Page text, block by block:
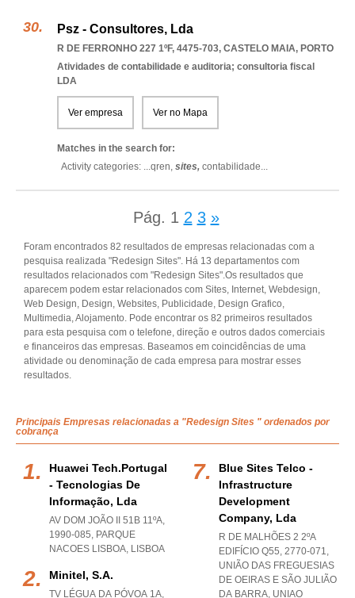
Psz - Consultores, Lda
R DE FERRONHO 227 1ºF, 4475-703, CASTELO MAIA, PORTO
Atividades de contabilidade e auditoria; consultoria fiscal
LDA
Ver empresa Ver no Mapa
Matches in the search for:
Activity categories: ...qren, sites, contabilidade...
Pág. 1 2 3 »
Foram encontrados 82 resultados de empresas relacionadas com a
pesquisa realizada "Redesign Sites". Há 13 departamentos com
resultados relacionados com "Redesign Sites".Os resultados que
aparecem podem estar relacionados com Sites, Internet, Webdesign,
Web Design, Design, Websites, Publicidade, Design Grafico,
Multimedia, Alojamento. Pode encontrar os 82 primeiros resultados
para esta pesquisa com o telefone, direção e outros dados comerciais
e financeiros das empresas. Baseamos em coincidências de uma
atividade ou denominação de cada empresa para mostrar esses
resultados.
Principais Empresas relacionadas a "Redesign Sites " ordenados por
cobrança
Huawei Tech.portugal
- Tecnologias De
Informação, Lda
AV DOM JOÃO II 51B 11ºA,
1990-085, PARQUE
NACOES LISBOA, LISBOA
Minitel, S.a.
TV LÉGUA DA PÓVOA 1A,
Blue Sites Telco -
Infrastructure
Development
Company, Lda
R DE MALHÕES 2 2ºA
EDIFÍCIO Q55, 2770-071,
UNIÃO DAS FREGUESIAS
DE OEIRAS E SÃO JULIÃO
DA BARRA, UNIAO